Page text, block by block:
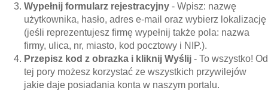
Wypełnij formularz rejestracyjny - Wpisz: nazwę
użytkownika, hasło, adres e-mail oraz wybierz lokalizację
(jeśli reprezentujesz firmę wypełnij także pola: nazwa
firmy, ulica, nr, miasto, kod pocztowy i NIP.).
Przepisz kod z obrazka i kliknij Wyślij - To wszystko! Od
tej pory możesz korzystać ze wszystkich przywilejów
jakie daje posiadania konta w naszym portalu.